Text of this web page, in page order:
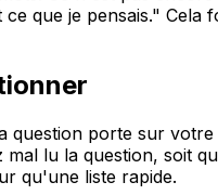
que je pensais."
question porte sur
mal lu la question, soit
qu'une liste rapide.